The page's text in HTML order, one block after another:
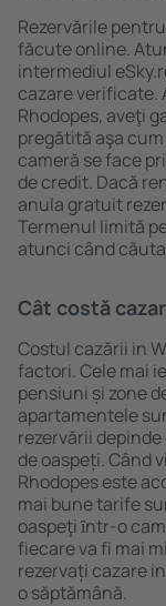
Rezervările
făcute online.
intermediul
cazare verificate.
Rhodopes, aveţi
pregătită aşa
cameră se face
de credit. Dacă
anula gratuit
Termenul limită
atunci când
Cât costă
Costul cazării in
factori. Cele mai
pensiuni și zone
apartamentele
rezervării
de oaspeți. Când
Rhodopes este
mai bune tarife
oaspeţi ȋntr-o
fiecare va fi mai
rezervați cazare
o săptămână.